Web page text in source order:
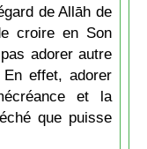
de Allāh de
croire en Son
adorer autre
effet, adorer
et la
que puisse